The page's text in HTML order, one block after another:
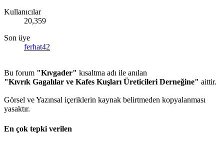
Kullanıcılar
20,359
Son üye
ferhat42
Bu forum "Kıvgader" kısaltma adı ile anılan
"Kıvrık Gagalılar ve Kafes Kuşları Üreticileri Derneğine" aittir.
Görsel ve Yazınsal içeriklerin kaynak belirtmeden kopyalanması
yasaktır.
En çok tepki verilen